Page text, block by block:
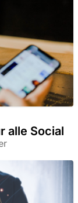
alle Social